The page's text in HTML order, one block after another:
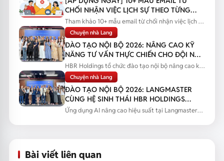
CHỐI NHẬN VIỆC LỊCH SỰ THEO TỪNG
TÌNH HUỐNG
Tham khảo 10+ mẫu email từ chối nhận việc lịch sự
theo từng tình huống...
Chuyện nhà Lang
ĐÀO TẠO NỘI BỘ 2026: NÂNG CAO KỸ
NĂNG TƯ VẤN THỰC CHIẾN CHO ĐỘI NGŨ
SALES
HBR Holdings tổ chức đào tạo nội bộ nâng cao kỹ
năng tư vấn thực chiến...
Chuyện nhà Lang
ĐÀO TẠO NỘI BỘ 2026: LANGMASTER
CÙNG HỆ SINH THÁI HBR HOLDINGS
NÂNG CAO NĂNG LỰC ỨNG DỤNG AI
Ứng dụng AI nâng cao hiệu suất tại Langmaster
Bài viết liên quan